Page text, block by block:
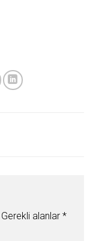
Gerekli alanlar *